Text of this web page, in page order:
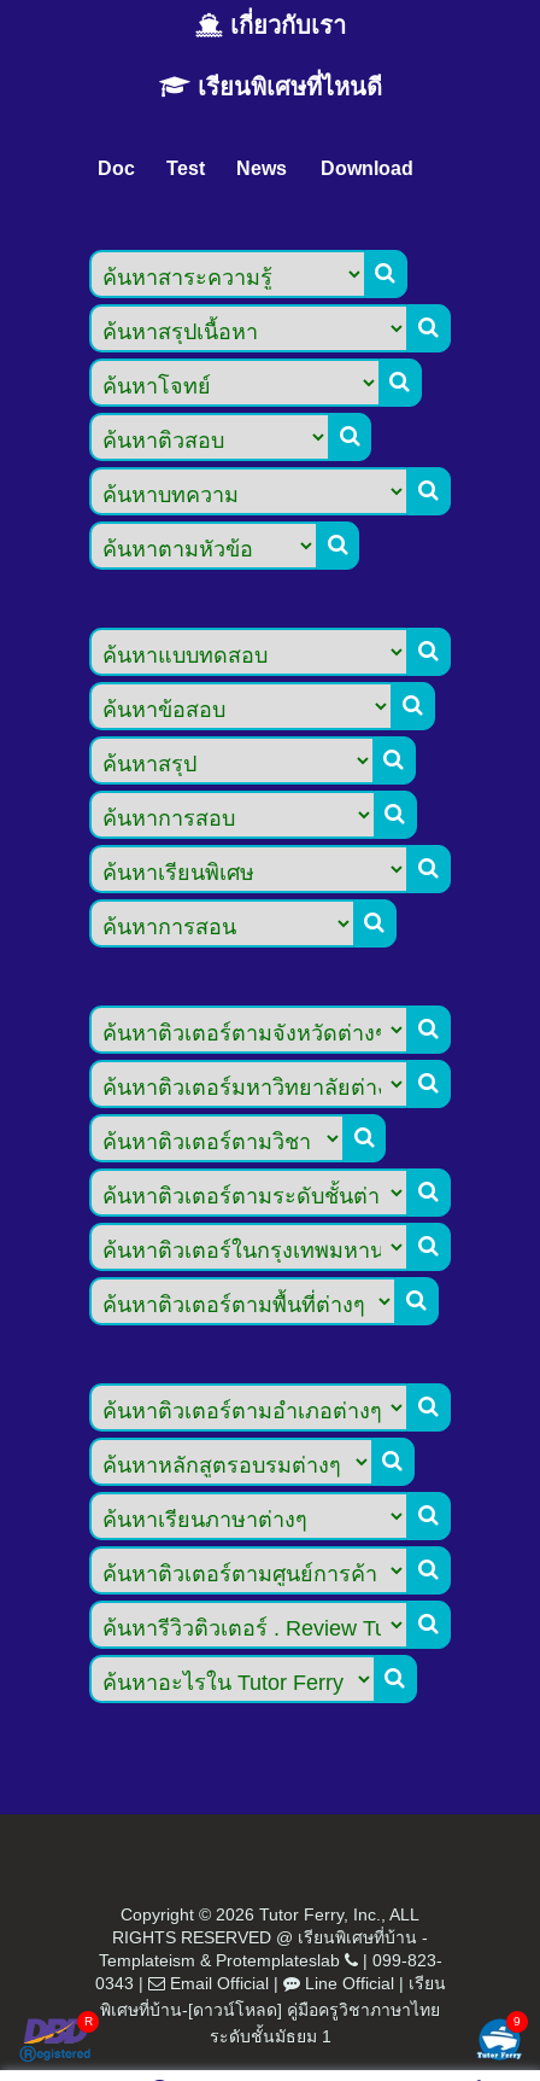
เกี่ยวกับเรา
เรียนพิเศษที่ไหนดี
Doc Test News Download
























Copyright © 2026 Tutor Ferry, Inc., ALL
RIGHTS RESERVED @ เรียนพิเศษที่บ้าน -
Templateism & Protemplateslab | 099-823-
0343 | Email Official| Line Official| เรียน
พิเศษที่บ้าน-[ดาวน์โหลด] คู่มือครูวิชาภาษาไทย
ระดับชั้นมัธยม 1